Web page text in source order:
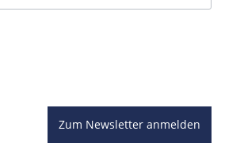
Zum Newsletter anmelden